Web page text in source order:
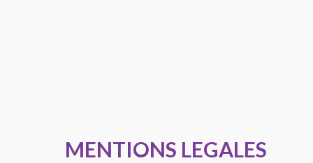
MENTIONS LEGALES